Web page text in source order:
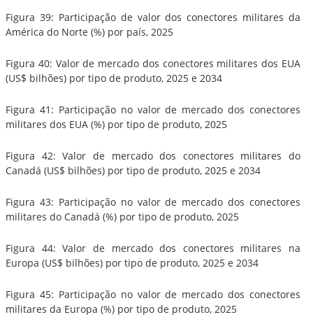
Figura 39: Participação de valor dos conectores militares da
América do Norte (%) por país, 2025
Figura 40: Valor de mercado dos conectores militares dos EUA
(US$ bilhões) por tipo de produto, 2025 e 2034
Figura 41: Participação no valor de mercado dos conectores
militares dos EUA (%) por tipo de produto, 2025
Figura 42: Valor de mercado dos conectores militares do
Canadá (US$ bilhões) por tipo de produto, 2025 e 2034
Figura 43: Participação no valor de mercado dos conectores
militares do Canadá (%) por tipo de produto, 2025
Figura 44: Valor de mercado dos conectores militares na
Europa (US$ bilhões) por tipo de produto, 2025 e 2034
Figura 45: Participação no valor de mercado dos conectores
militares da Europa (%) por tipo de produto, 2025